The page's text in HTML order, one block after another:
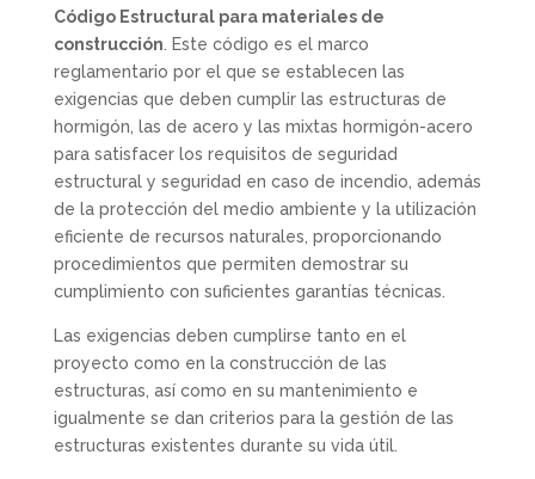
Código Estructural para materiales de
construcción . Este código es el marco
reglamentario por el que se establecen las
exigencias que deben cumplir las estructuras de
hormigón, las de acero y las mixtas hormigón-acero
para satisfacer los requisitos de seguridad
estructural y seguridad en caso de incendio, además
de la protección del medio ambiente y la utilización
eficiente de recursos naturales, proporcionando
procedimientos que permiten demostrar su
cumplimiento con suficientes garantías técnicas.
Las exigencias deben cumplirse tanto en el
proyecto como en la construcción de las
estructuras, así como en su mantenimiento e
igualmente se dan criterios para la gestión de las
estructuras existentes durante su vida útil.